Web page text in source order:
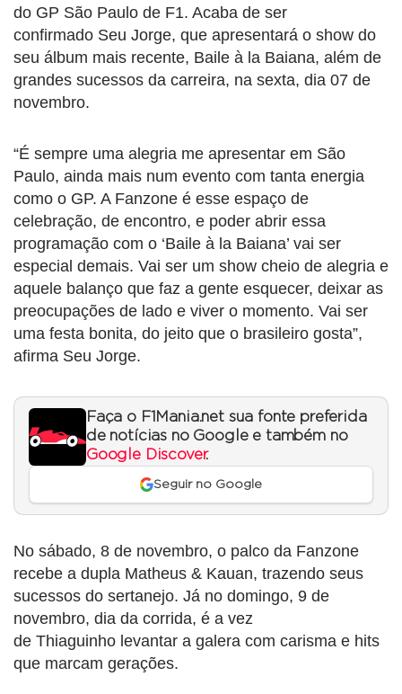
do GP São Paulo de F1. Acaba de ser
confirmado Seu Jorge, que apresentará o show do
seu álbum mais recente, Baile à la Baiana, além de
grandes sucessos da carreira, na sexta, dia 07 de
novembro.
“É sempre uma alegria me apresentar em São
Paulo, ainda mais num evento com tanta energia
como o GP. A Fanzone é esse espaço de
celebração, de encontro, e poder abrir essa
programação com o ‘Baile à la Baiana’ vai ser
especial demais. Vai ser um show cheio de alegria e
aquele balanço que faz a gente esquecer, deixar as
preocupações de lado e viver o momento. Vai ser
uma festa bonita, do jeito que o brasileiro gosta”,
afirma Seu Jorge.
Faça o F1Mania.net sua fonte preferida
de notícias no Google e também no
Google Discover.
Seguir no Google
No sábado, 8 de novembro, o palco da Fanzone
recebe a dupla Matheus & Kauan, trazendo seus
sucessos do sertanejo. Já no domingo, 9 de
novembro, dia da corrida, é a vez
de Thiaguinho levantar a galera com carisma e hits
que marcam gerações.